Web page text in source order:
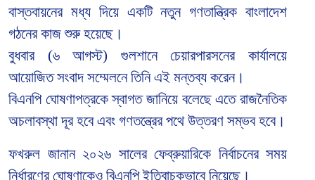
বাস্তবায়নের মধ্য দিয়ে একটি নতুন গণতান্ত্রিক বাংলাদেশ
গঠনের কাজ শুরু হয়েছে।
বুধবার (৬ আগস্ট) গুলশানে চেয়ারপারসনের কার্যালয়ে
আয়োজিত সংবাদ সম্মেলনে তিনি এই মন্তব্য করেন।
বিএনপি ঘোষণাপত্রকে স্বাগত জানিয়ে বলেছে এতে রাজনৈতিক
অচলাবস্থা দূর হবে এবং গণতন্ত্রের পথে উত্তরণ সম্ভব হবে।
ফখরুল জানান ২০২৬ সালের ফেব্রুয়ারিকে নির্বাচনের সময়
নির্ধারণের ঘোষণাকেও বিএনপি ইতিবাচকভাবে নিয়েছে।